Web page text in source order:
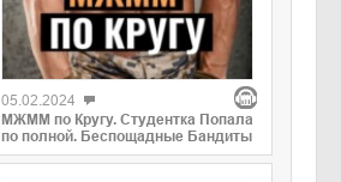
05.02.2024
МЖММ по Кругу. Студентка Попала
по полной. Беспощадные Бандиты